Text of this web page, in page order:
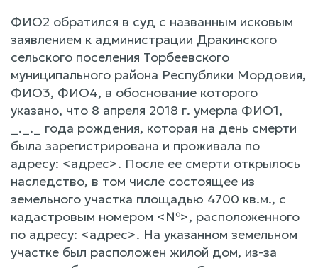
ФИО2 обратился в суд с названным исковым
заявлением к администрации Дракинского
сельского поселения Торбеевского
муниципального района Республики Мордовия,
ФИО3, ФИО4, в обоснование которого
указано, что 8 апреля 2018 г. умерла ФИО1,
_._._ года рождения, которая на день смерти
была зарегистрирована и проживала по
адресу: <адрес>. После ее смерти открылось
наследство, в том числе состоящее из
земельного участка площадью 4700 кв.м., с
кадастровым номером <№>, расположенного
по адресу: <адрес>. На указанном земельном
участке был расположен жилой дом, из-за